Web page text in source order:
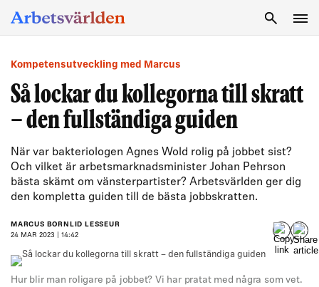
Kompetensutveckling med Marcus
Så lockar du kollegorna till skratt
– den fullständiga guiden
När var bakteriologen Agnes Wold rolig på jobbet sist?
Och vilket är arbetsmarknadsminister Johan Pehrson
bästa skämt om vänsterpartister? Arbetsvärlden ger dig
den kompletta guiden till de bästa jobbskratten.
MARCUS BORNLID LESSEUR
24 MAR 2023 | 14:42
Hur blir man roligare på jobbet? Vi har pratat med några som vet.